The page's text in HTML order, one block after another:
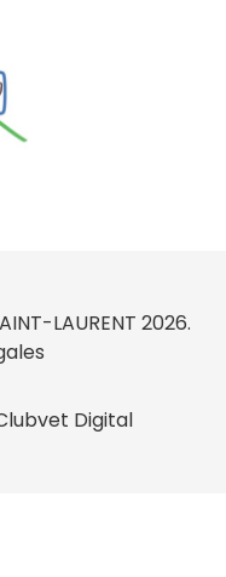
LAURENT 2026.
Digital